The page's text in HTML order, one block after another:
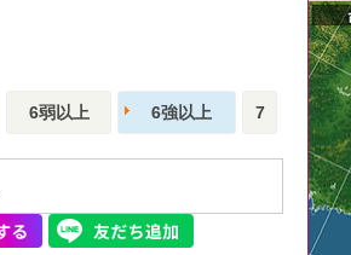
6弱以上 6強以上 7